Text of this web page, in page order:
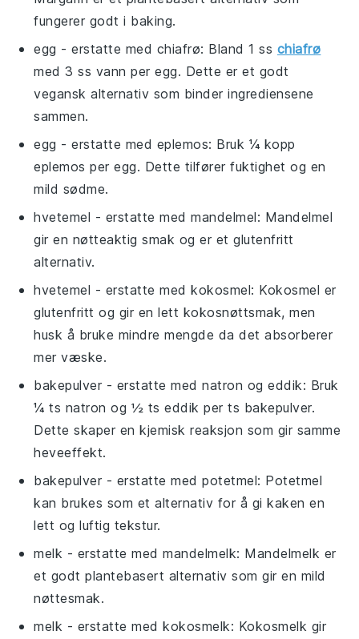
fungerer godt i baking.
egg - erstatte med chiafrø: Bland 1 ss chiafrø
med 3 ss vann per egg. Dette er et godt
vegansk alternativ som binder ingrediensene
sammen.
egg - erstatte med eplemos: Bruk ¼ kopp
eplemos per egg. Dette tilfører fuktighet og en
mild sødme.
hvetemel - erstatte medmandelmel: Mandelmel
gir en nøtteaktig smak og er et glutenfritt
alternativ.
hvetemel - erstatte medkokosmel: Kokosmel er
glutenfritt og gir en lett kokosnøttsmak, men
husk å bruke mindre mengde da det absorberer
mer væske.
bakepulver - erstatte mednatron og eddik: Bruk
¼ ts natron og ½ ts eddik per ts bakepulver.
Dette skaper en kjemisk reaksjon som gir samme
heveeffekt.
bakepulver - erstatte medpotetmel: Potetmel
kan brukes som et alternativ for å gi kaken en
lett og luftig tekstur.
melk - erstatte medmandelmelk: Mandelmelk er
et godt plantebasert alternativ som gir en mild
nøttesmak.
melk - erstatte medkokosmelk: Kokosmelk gir